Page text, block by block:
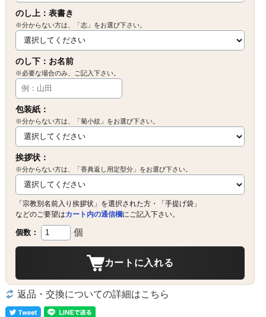
のし上：表書き
※分からない方は、「志」をお選び下さい。
のし下：お名前
※必要な場合のみ、ご記入下さい。
包装紙：
※分からない方は、「菊小紋」をお選び下さい。
挨拶状：
※分からない方は、「香典返し用定型分」をお選び下さい。
「宗教別名前入り挨拶状」を選択された方・「手提げ袋」
などのご要望はカート内の通信欄にご記入下さい。
個数： 個
カートに入れる
返品・交換についての詳細はこちら